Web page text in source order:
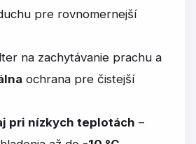
pre rovnomernejší
na zachytávanie prachu a
ochrana pre čistejší
pri nízkych teplotách –